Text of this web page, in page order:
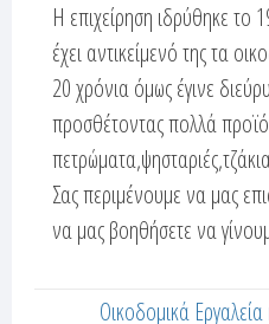
ν
ε
ρ
γ
ή
κ
α
Η επιχείρηση ιδρύθηκε το
έχει αντικείμενό της τα
20 χρόνια όμως έγινε
προσθέτοντας πολλά
Σας περιμένουμε να μας
να μας βοηθήσετε να
Οικοδομικά Εργαλεία